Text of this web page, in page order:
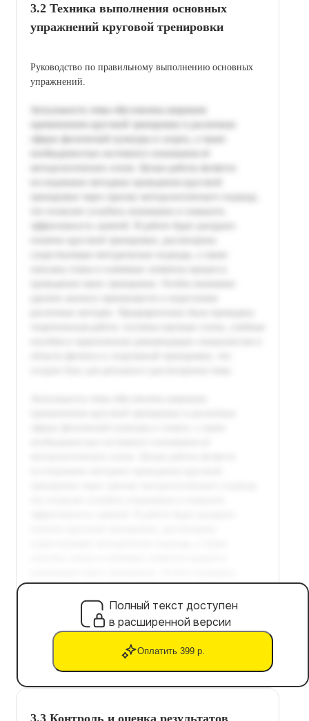
3.2 Техника выполнения основных
упражнений круговой тренировки
Руководство по правильному выполнению основных
упражнений.
Полный текст доступен
в расширенной версии
Оплатить 399 р.
3.3 Контроль и оценка результатов